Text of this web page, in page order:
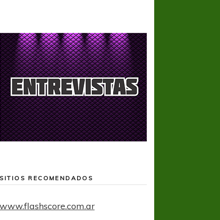
SITIOS RECOMENDADOS
www.flashscore.com.ar